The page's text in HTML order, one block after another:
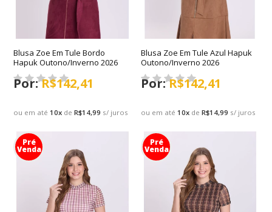
Blusa Zoe Em Tule Bordo
Hapuk Outono/Inverno 2026
ou em até10x deR$14,99 s/ juros
R$142,41
Blusa Zoe Em Tule Azul Hapuk
Outono/Inverno 2026
ou em até10x deR$14,99 s/ juros
R$142,41
Pré
Venda
Pré
Venda